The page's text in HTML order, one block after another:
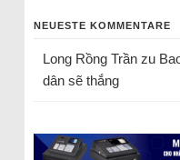
NEUESTE KOMMENTARE
Long Rồng Trầnzu
dân sẽ thắng